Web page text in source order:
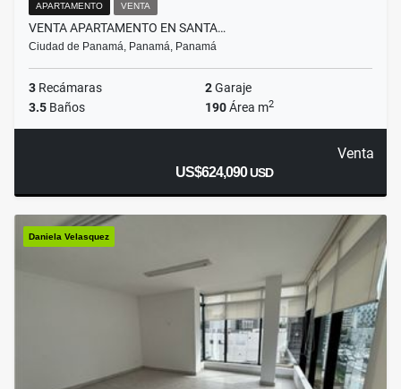
APARTAMENTO VENTA
VENTA APARTAMENTO EN SANTA…
Ciudad de Panamá, Panamá, Panamá
3 Recámaras 2Garaje
3.5 Baños 190Área m2
Venta
US$624,090USD
Daniela Velasquez